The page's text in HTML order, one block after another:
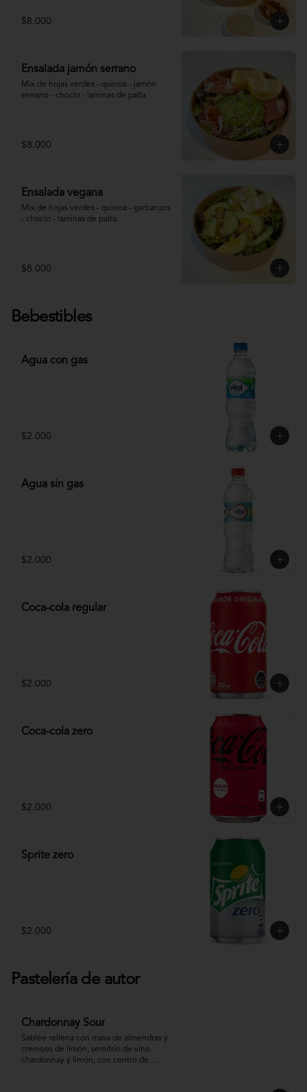
$8.000
Ensalada jamón serrano
Mix de hojas verdes - quinoa - jamón
serrano - choclo - laminas de palta
$8.000
Ensalada vegana
Mix de hojas verdes - quinoa - garbanzos
- choclo - laminas de palta
$8.000
Bebestibles
Agua con gas
$2.000
Agua sin gas
$2.000
Coca-cola regular
$2.000
Coca-cola zero
$2.000
Sprite zero
$2.000
Pastelería de autor
Chardonnay Sour
Sablée rellena con masa de almendras y
cremoso de limón, semifrío de vino
chardonnay y limón, con centro de